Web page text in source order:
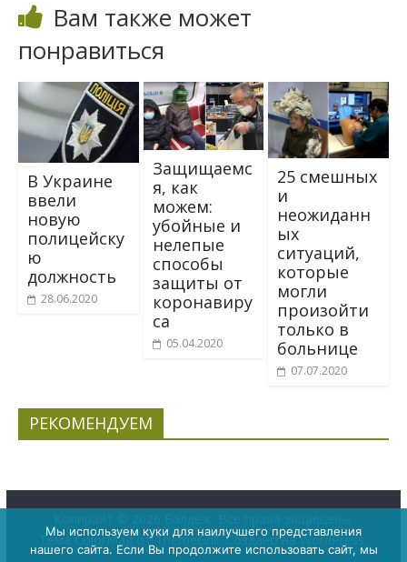
Вам также может
понравиться
В Украине
ввели
новую
полицейску
ю
должность
28.06.2020
Защищаемс
я, как
можем:
убойные и
нелепые
способы
защиты от
коронавиру
са
05.04.2020
25 смешных
и
неожиданн
ых
ситуаций,
которые
могли
произойти
только в
больнице
07.07.2020
РЕКОМЕНДУЕМ
ТемаColorMagот ThemeGrill. Создано наWordPress
Мы используем куки для наилучшего представления
нашего сайта. Если Вы продолжите использовать сайт, мы